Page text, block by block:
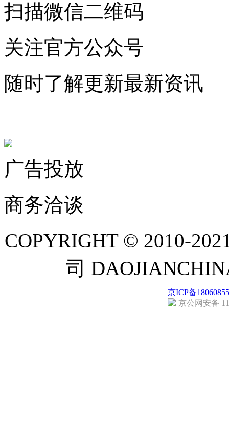
扫描微信二维码
关注官方公众号
随时了解更新最新资讯
广告投放
商务洽谈
COPYRIGHT © 2010-
司
京ICP备
京公网安备